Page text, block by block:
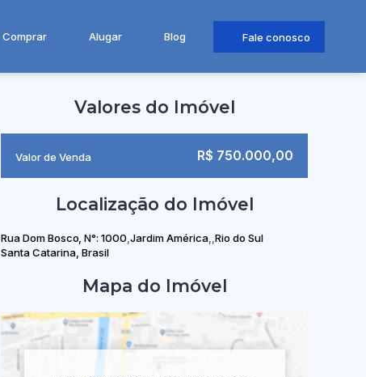
Fale conosco
Blog
Alugar
Comprar
Valores do Imóvel
R$ 750.000,00
Valor de Venda
Localização do Imóvel
Rua Dom Bosco N°: 1000 Jardim América Rio do Sul
Santa Catarina, Brasil
Mapa do Imóvel